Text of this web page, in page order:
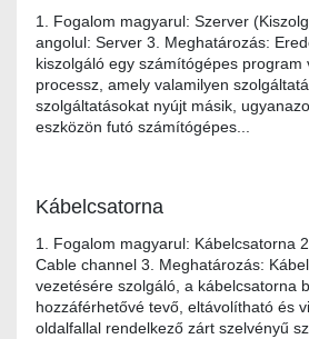
1. Fogalom magyarul: Szerver
angolul: Server 3. Meghatározás:
kiszolgáló egy számítógépes program
processz, amely valamilyen
szolgáltatásokat nyújt másik,
eszközön futó számítógépes...
Kábelcsatorna
1. Fogalom magyarul: Kábelcsatorna
Cable channel 3. Meghatározás:
vezetésére szolgáló, a kábelcsatorna
hozzáférhetővé tevő, eltávolítható és
oldalfallal rendelkező zárt szelvényű